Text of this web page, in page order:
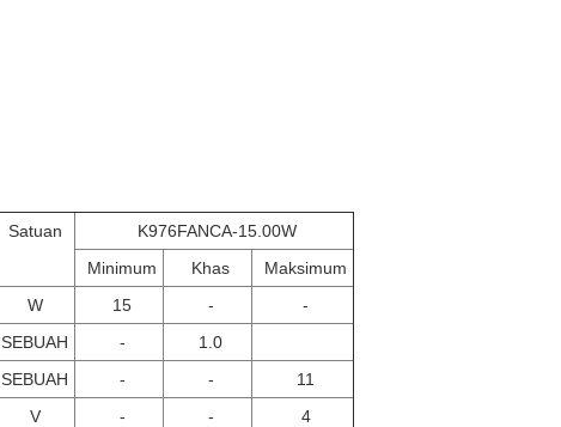
Satuan
K976FANCA-15.00W
Minimum
Khas
Maksimum
W 15 -
-
SEBUAH -
1.0
SEBUAH - -
11
V - -
4